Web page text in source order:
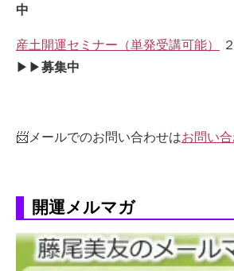
中
産土開運セミナー（単発受講可能）
▶▶募集中
📨メールでのお問い合わせはお問い
開運メルマガ